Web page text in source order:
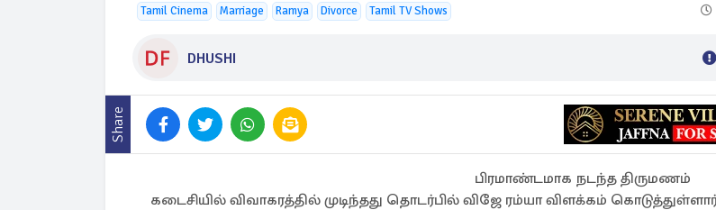
Tamil Cinema Marriage Ramya Divorce Tamil TV Shows
DHUSHI
Share
பிரமாண்டமாக நடந்த திருமணம்
கடைசியில் விவாகரத்தில் முடிந்தது தொடர்பில் விஜே ரம்யா விளக்கம்